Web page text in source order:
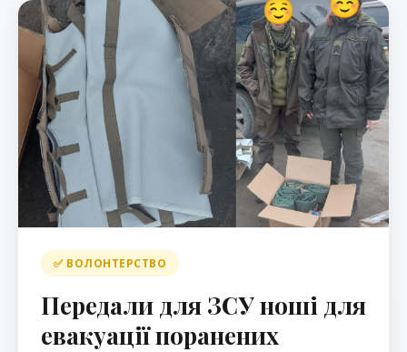
✅ ВОЛОНТЕРСТВО
Передали для ЗСУ ноші для
евакуації поранених